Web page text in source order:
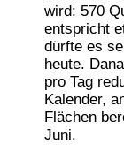
wird: 570
entspricht
dürfte es
heute.
pro Tag
Kalender,
Flächen
Juni.